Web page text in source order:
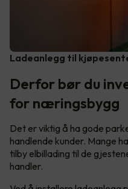
Ladeanlegg til
Derfor bør du
for næringsbygg
Det er viktig å ha gode
handlende kunder. Mange
tilby elbillading til de
handler.